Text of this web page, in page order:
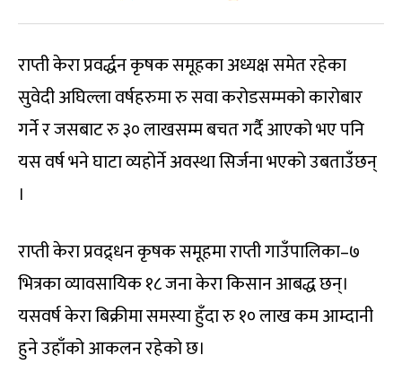
राप्ती केरा प्रवर्द्धन कृषक समूहका अध्यक्ष समेत रहेका
सुवेदी अघिल्ला वर्षहरुमा रु सवा करोडसम्मको कारोबार
गर्ने र जसबाट रु ३० लाखसम्म बचत गर्दै आएको भए पनि
यस वर्ष भने घाटा व्यहोर्ने अवस्था सिर्जना भएको उबताउँछन्
।
राप्ती केरा प्रवद्र्धन कृषक समूहमा राप्ती गाउँपालिका–७
भित्रका व्यावसायिक १८ जना केरा किसान आबद्ध छन्।
यसवर्ष केरा बिक्रीमा समस्या हुँदा रु १० लाख कम आम्दानी
हुने उहाँको आकलन रहेको छ।